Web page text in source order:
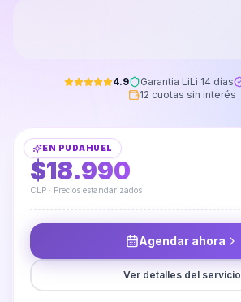
4.9 Garantia LiLi 14 días
12 cuotas sin interés
EN PUDAHUEL
DESDE
$18.990
CLP · Precios estandarizados
Agendar ahora
Ver detalles del servicio